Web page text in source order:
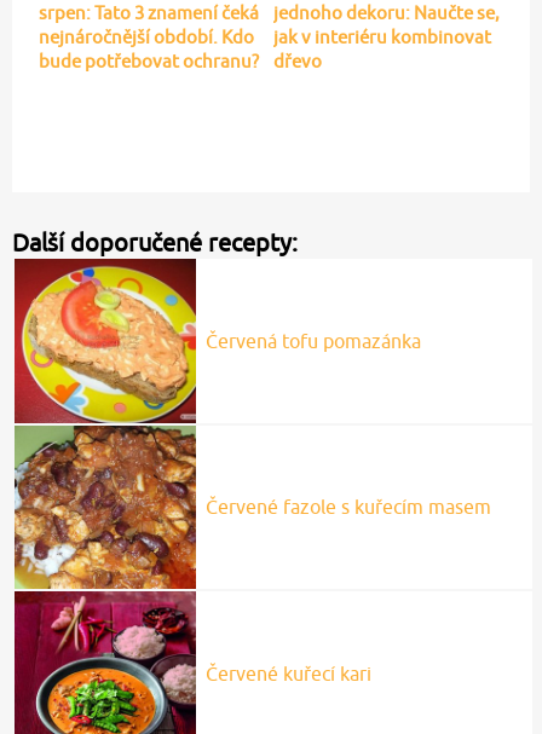
srpen: Tato 3 znamení čeká
nejnáročnější období. Kdo
bude potřebovat ochranu?
jednoho dekoru: Naučte se,
jak v interiéru kombinovat
dřevo
Další doporučené recepty:
Červená tofu pomazánka
Červené fazole s kuřecím masem
Červené kuřecí kari